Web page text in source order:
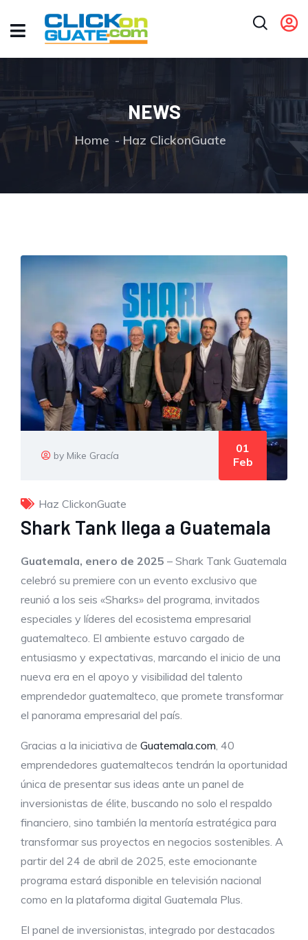
NEWS
Home Haz ClickonGuate
by Mike Gracía
01
Feb
Haz ClickonGuate
Shark Tank llega a Guatemala
Guatemala, enero de 2025 – Shark Tank Guatemala
celebró su premiere con un evento exclusivo que
reunió a los seis «Sharks» del programa, invitados
especiales y líderes del ecosistema empresarial
guatemalteco. El ambiente estuvo cargado de
entusiasmo y expectativas, marcando el inicio de una
nueva era en el apoyo y visibilidad del talento
emprendedor guatemalteco, que promete transformar
el panorama empresarial del país.
Gracias a la iniciativa de Guatemala.com, 40
emprendedores guatemaltecos tendrán la oportunidad
única de presentar sus ideas ante un panel de
inversionistas de élite, buscando no solo el respaldo
financiero, sino también la mentoría estratégica para
transformar sus proyectos en negocios sostenibles. A
partir del 24 de abril de 2025, este emocionante
programa estará disponible en televisión nacional
como en la plataforma digital Guatemala Plus.
El panel de inversionistas, integrado por destacados